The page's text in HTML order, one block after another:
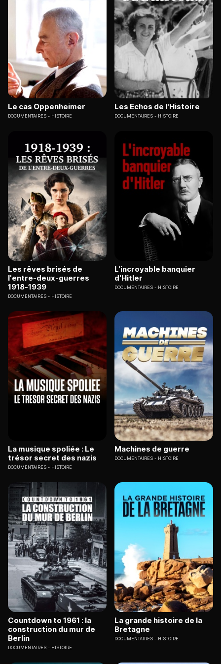
Le cas Oppenheimer
DOCUMENTAIRES HISTOIRE
Les Echos de l'Histoire
DOCUMENTAIRES HISTOIRE
Les rêves brisés de
l'entre-deux-guerres
1918-1939
DOCUMENTAIRES HISTOIRE
L'incroyable banquier
d'Hitler
DOCUMENTAIRES HISTOIRE
La musique spoliée : Le
trésor secret des nazis
DOCUMENTAIRES HISTOIRE
Machines de guerre
DOCUMENTAIRES HISTOIRE
Countdown to 1961 : la
construction du mur de
Berlin
DOCUMENTAIRES HISTOIRE
La grande histoire de la
Bretagne
DOCUMENTAIRES HISTOIRE